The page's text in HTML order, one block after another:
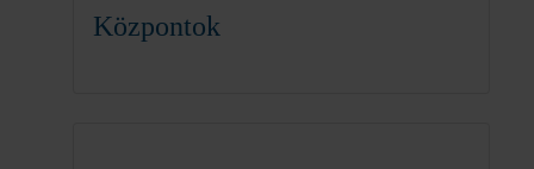
Központok